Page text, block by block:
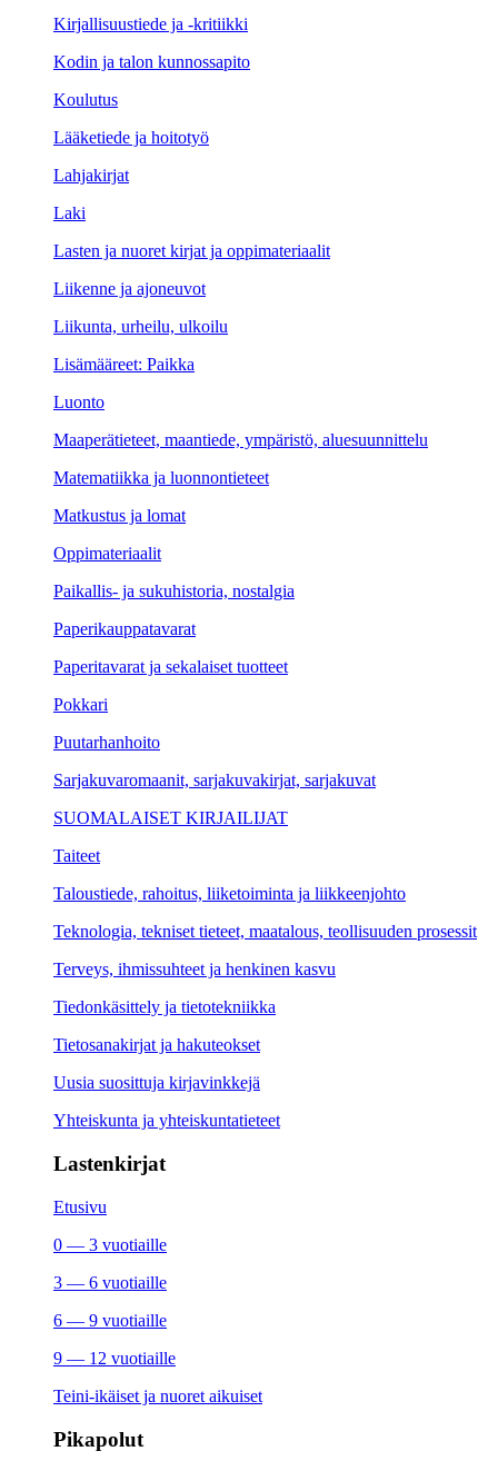
Kirjallisuustiede ja -kritiikki
Kodin ja talon kunnossapito
Koulutus
Lääketiede ja hoitotyö
Lahjakirjat
Laki
Lasten ja nuoret kirjat ja oppimateriaalit
Liikenne ja ajoneuvot
Liikunta, urheilu, ulkoilu
Lisämääreet: Paikka
Luonto
Maaperätieteet, maantiede, ympäristö, aluesuunnittelu
Matematiikka ja luonnontieteet
Matkustus ja lomat
Oppimateriaalit
Paikallis- ja sukuhistoria, nostalgia
Paperikauppatavarat
Paperitavarat ja sekalaiset tuotteet
Pokkari
Puutarhanhoito
Sarjakuvaromaanit, sarjakuvakirjat, sarjakuvat
SUOMALAISET KIRJAILIJAT
Taiteet
Taloustiede, rahoitus, liiketoiminta ja liikkeenjohto
Teknologia, tekniset tieteet, maatalous, teollisuuden prosessit
Terveys, ihmissuhteet ja henkinen kasvu
Tiedonkäsittely ja tietotekniikka
Tietosanakirjat ja hakuteokset
Uusia suosittuja kirjavinkkejä
Yhteiskunta ja yhteiskuntatieteet
Lastenkirjat
Etusivu
0 — 3 vuotiaille
3 — 6 vuotiaille
6 — 9 vuotiaille
9 — 12 vuotiaille
Teini-ikäiset ja nuoret aikuiset
Pikapolut